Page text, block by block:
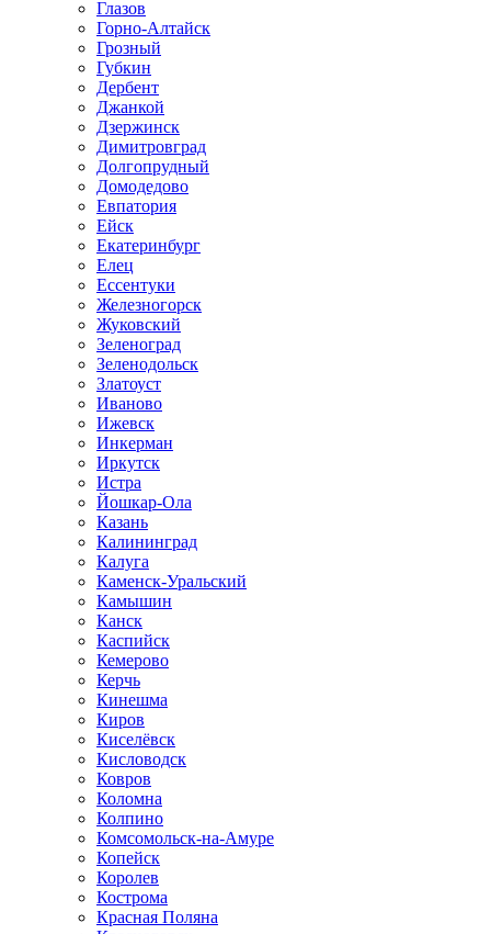
Глазов
Горно-Алтайск
Грозный
Губкин
Дербент
Джанкой
Дзержинск
Димитровград
Долгопрудный
Домодедово
Евпатория
Ейск
Екатеринбург
Елец
Ессентуки
Железногорск
Жуковский
Зеленоград
Зеленодольск
Златоуст
Иваново
Ижевск
Инкерман
Иркутск
Истра
Йошкар-Ола
Казань
Калининград
Калуга
Каменск-Уральский
Камышин
Канск
Каспийск
Кемерово
Керчь
Кинешма
Киров
Киселёвск
Кисловодск
Ковров
Коломна
Колпино
Комсомольск-на-Амуре
Копейск
Королев
Кострома
Красная Поляна